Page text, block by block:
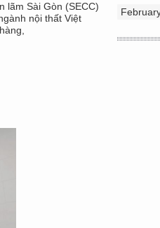
lãm Sài Gòn (SECC)
nội thất Việt